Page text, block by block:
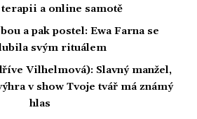
a online samotě
a pak postel: Ewa Farna se
svým rituálem
Vilhelmová): Slavný manžel,
v show Tvoje tvář má známý
hlas